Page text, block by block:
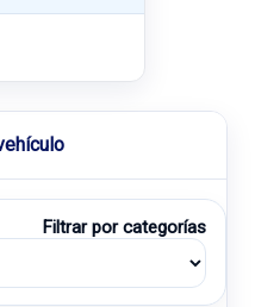
Filtrar por categorías